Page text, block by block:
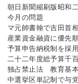
朝日新聞縮刷版昭和
今月の問題
マ元帥書翰で吉田首
産業資金融資に優先
予算申告納税制を採
二十二年度総予算千
独占禁止法 教育基
中選挙区単記制で与